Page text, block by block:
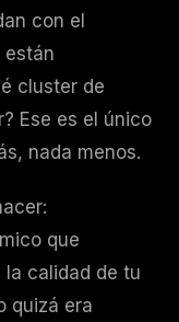
con el
están
cluster de
Ese es el único
nada menos.
que
calidad de tu
quizá era